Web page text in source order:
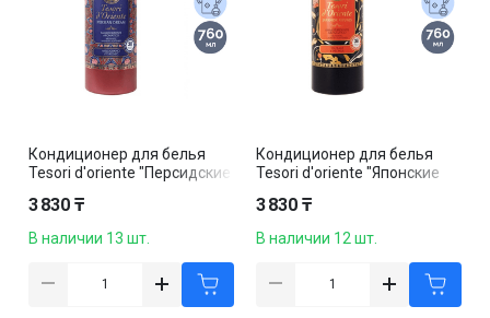
Кондиционер для белья
Tesori d'oriente "Персидские
3 830 ₸
В наличии 13 шт.
Кондиционер для белья
Tesori d'oriente "Японские
3 830 ₸
В наличии 12 шт.